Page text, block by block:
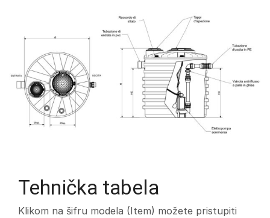
Tehnička tabela
Klikom na šifru modela (Item) možete pristupiti